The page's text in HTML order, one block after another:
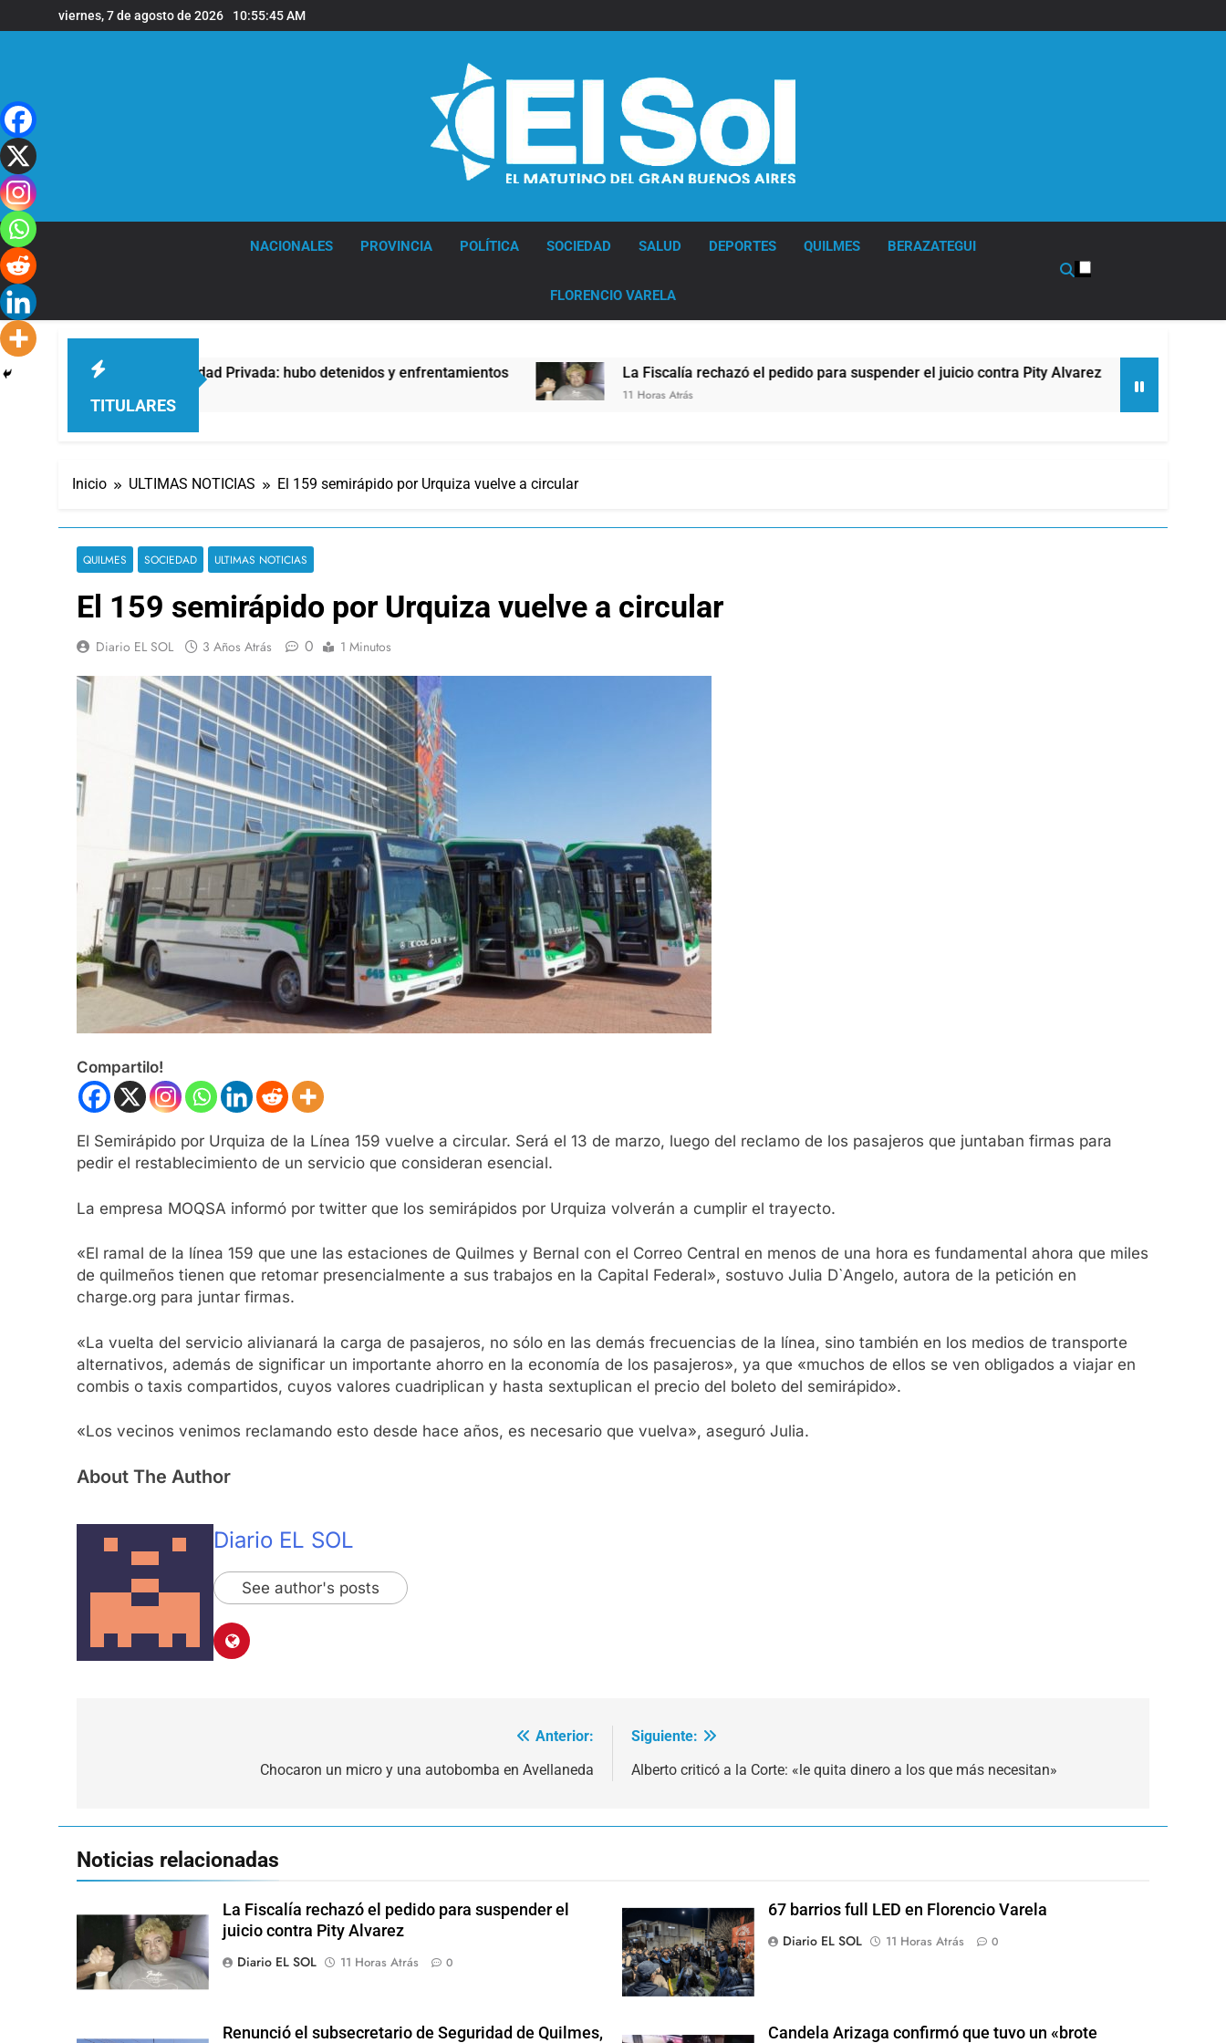
al
viernes, 7 de agosto de 2026 10:55:46 AM
NACIONALES PROVINCIA POLÍTICA SOCIEDAD SALUD DEPORTES QUILMES BERAZATEGUI
FLORENCIO VARELA
TITULARES
la Ley de Propiedad Privada: hubo detenidos y enfrentamientos La Fiscalía rechazó el pedido para suspender el juicio contra Pity Alvarez
11 Horas Atrás
Inicio ULTIMAS NOTICIAS El 159 semirápido por Urquiza vuelve a circular
QUILMES SOCIEDAD ULTIMAS NOTICIAS
El 159 semirápido por Urquiza vuelve a circular
Diario EL SOL 3 Años Atrás 0 1 Minutos
Compartilo!
El Semirápido por Urquiza de la Línea 159 vuelve a circular. Será el 13 de marzo, luego del reclamo de los pasajeros que juntaban firmas para
pedir el restablecimiento de un servicio que consideran esencial.
La empresa MOQSA informó por twitter que los semirápidos por Urquiza volverán a cumplir el trayecto.
«El ramal de la línea 159 que une las estaciones de Quilmes y Bernal con el Correo Central en menos de una hora es fundamental ahora que miles
de quilmeños tienen que retomar presencialmente a sus trabajos en la Capital Federal», sostuvo Julia D`Angelo, autora de la petición en
charge.org para juntar firmas.
«La vuelta del servicio alivianará la carga de pasajeros, no sólo en las demás frecuencias de la línea, sino también en los medios de transporte
alternativos, además de significar un importante ahorro en la economía de los pasajeros», ya que «muchos de ellos se ven obligados a viajar en
combis o taxis compartidos, cuyos valores cuadriplican y hasta sextuplican el precio del boleto del semirápido».
«Los vecinos venimos reclamando esto desde hace años, es necesario que vuelva», aseguró Julia.
About The Author
Diario EL SOL
See author's posts
Anterior:
Chocaron un micro y una autobomba en Avellaneda
Siguiente:
Alberto criticó a la Corte: «le quita dinero a los que más necesitan»
Noticias relacionadas
La Fiscalía rechazó el pedido para suspender el
juicio contra Pity Alvarez
Diario EL SOL
11 Horas Atrás 0
67 barrios full LED en Florencio Varela
Diario EL SOL
11 Horas Atrás 0
Renunció el subsecretario de Seguridad de Quilmes, Candela Arizaga confirmó que tuvo un «brote